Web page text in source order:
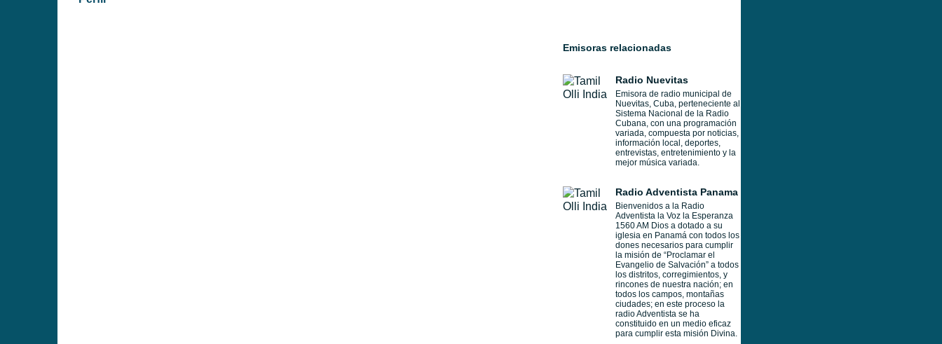
Emisoras relacionadas
Radio Nuevitas
Emisora de radio municipal de
Nuevitas, Cuba, perteneciente al
Sistema Nacional de la Radio
Cubana, con una programación
variada, compuesta por noticias,
información local, deportes,
entrevistas, entretenimiento y la
mejor música variada.
Radio Adventista Panama
Bienvenidos a la Radio
Adventista la Voz la Esperanza
1560 AM Dios a dotado a su
iglesia en Panamá con todos los
dones necesarios para cumplir
la misión de “Proclamar el
Evangelio de Salvación” a todos
los distritos, corregimientos, y
rincones de nuestra nación; en
todos los campos, montañas
ciudades; en este proceso la
radio Adventista se ha
constituido en un medio eficaz
para cumplir esta misión Divina.